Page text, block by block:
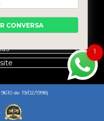
site
de 19/02/1998)
1
CONVERSA